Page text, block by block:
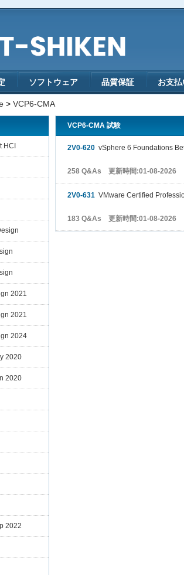
ソフトウェア 品質保証 お支
> VCP6-CMA
HCI
2021
2021
2024
2020
2020
2022
VCP6-CMA 試験
2V0-620 vSphere 6 Foundations
258 Q&As 更新時間:01-08-2026
2V0-631 VMware Certified
183 Q&As 更新時間:01-08-2026